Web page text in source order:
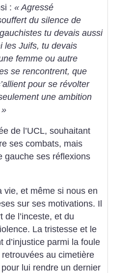
: « Agressé
du silence de
tu devais aussi
les Juifs, tu devais
femme ou autre
se rencontrent, que
pour se révolter
une ambition
»
de l’UCL, souhaitant
ses combats, mais
gauche ses réflexions
vie, et même si nous en
sur ses motivations. Il
de l’inceste, et du
La tristesse et le
d’injustice parmi la foule
au cimetière
lui rendre un dernier